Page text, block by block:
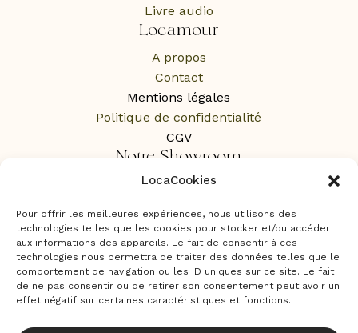
LocaCookies
Pour offrir les meilleures expériences, nous utilisons des
technologies telles que les cookies pour stocker et/ou accéder
aux informations des appareils. Le fait de consentir à ces
technologies nous permettra de traiter des données telles que le
comportement de navigation ou les ID uniques sur ce site. Le fait
de ne pas consentir ou de retirer son consentement peut avoir un
effet négatif sur certaines caractéristiques et fonctions.
Livre audio
Locamour
A propos
Contact
Mentions légales
Politique de confidentialité
CGV
Notre Showroom
1 Rue des Rochers,
Sur RDV uniquement